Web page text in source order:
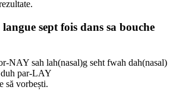
sept fois dans sa bouche
NAY sah lah(nasal)g seht fwah dah(nasal)
par-LAY
să vorbești.